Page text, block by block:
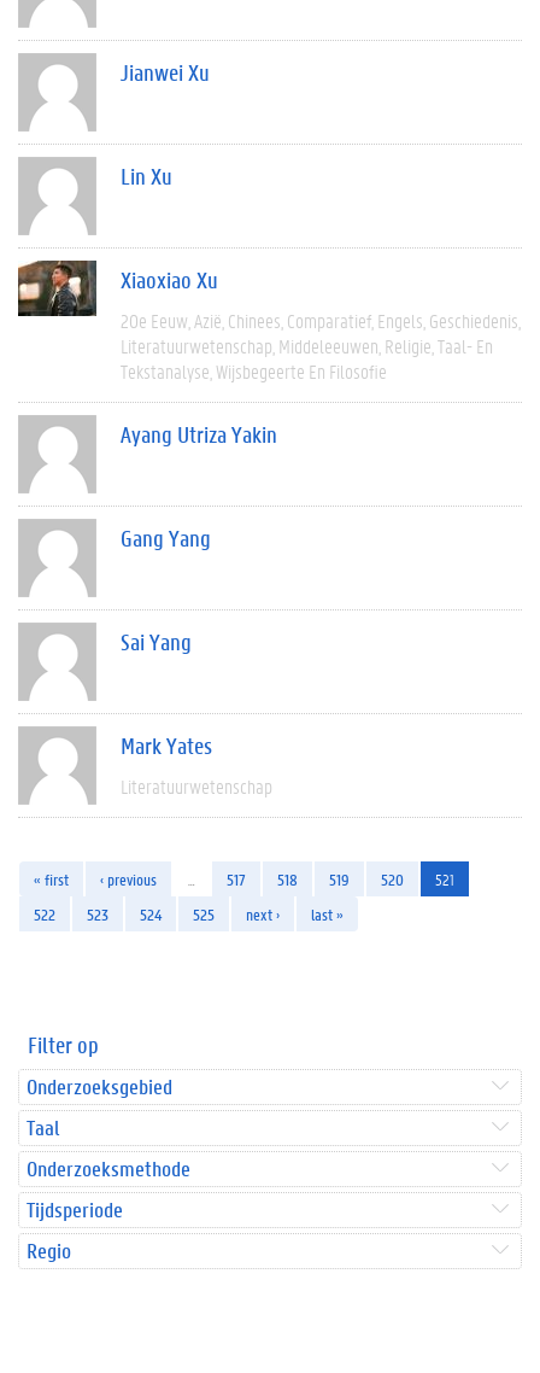
Jianwei Xu
Lin Xu
Xiaoxiao Xu
20e Eeuw Azië Chinees Comparatief Engels Geschiedenis
Literatuurwetenschap Middeleeuwen Religie Taal- En
Tekstanalyse Wijsbegeerte En Filosofie
Ayang Utriza Yakin
Gang Yang
Sai Yang
Mark Yates
Literatuurwetenschap
« first ‹ previous 517 518 519 520
521
522
523 524 525 next › last »
Filter op
Onderzoeksgebied
Taal
Onderzoeksmethode
Tijdsperiode
Regio